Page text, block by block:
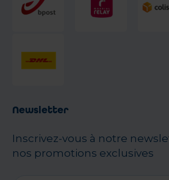
Newsletter
Inscrivez-vous à notre
nos promotions exclusives